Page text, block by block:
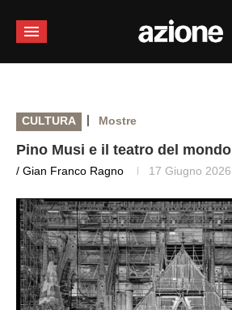
CULTURA | Mostre
Pino Musi e il teatro del mondo
/ Gian Franco Ragno 17 Giugno 2026